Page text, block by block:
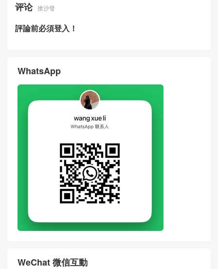
评论 搶沙發
評論前必須登入！
WhatsApp
WeChat 微信互動